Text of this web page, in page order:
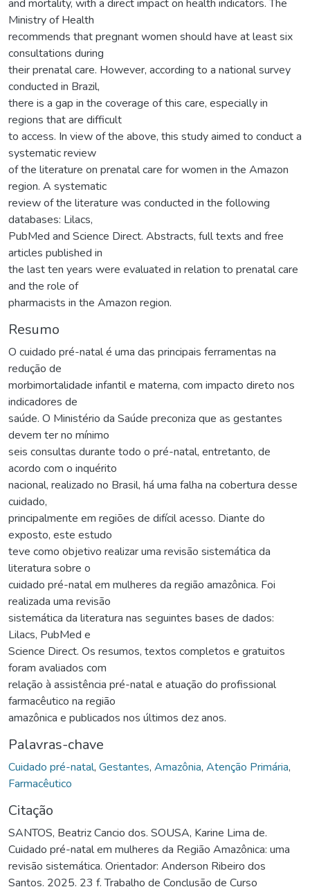
and mortality, with a direct impact on health indicators. The
Ministry of Health
recommends that pregnant women should have at least six
consultations during
their prenatal care. However, according to a national survey
conducted in Brazil,
there is a gap in the coverage of this care, especially in
regions that are difficult
to access. In view of the above, this study aimed to conduct a
systematic review
of the literature on prenatal care for women in the Amazon
region. A systematic
review of the literature was conducted in the following
databases: Lilacs,
PubMed and Science Direct. Abstracts, full texts and free
articles published in
the last ten years were evaluated in relation to prenatal care
and the role of
pharmacists in the Amazon region.
Resumo
O cuidado pré-natal é uma das principais ferramentas na
redução de
morbimortalidade infantil e materna, com impacto direto nos
indicadores de
saúde. O Ministério da Saúde preconiza que as gestantes
devem ter no mínimo
seis consultas durante todo o pré-natal, entretanto, de
acordo com o inquérito
nacional, realizado no Brasil, há uma falha na cobertura desse
cuidado,
principalmente em regiões de difícil acesso. Diante do
exposto, este estudo
teve como objetivo realizar uma revisão sistemática da
literatura sobre o
cuidado pré-natal em mulheres da região amazônica. Foi
realizada uma revisão
sistemática da literatura nas seguintes bases de dados:
Lilacs, PubMed e
Science Direct. Os resumos, textos completos e gratuitos
foram avaliados com
relação à assistência pré-natal e atuação do profissional
farmacêutico na região
amazônica e publicados nos últimos dez anos.
Palavras-chave
Cuidado pré-natal, Gestantes, Amazônia, Atenção Primária,
Farmacêutico
Citação
SANTOS, Beatriz Cancio dos. SOUSA, Karine Lima de.
Cuidado pré-natal em mulheres da Região Amazônica: uma
revisão sistemática. Orientador: Anderson Ribeiro dos
Santos. 2025. 23 f. Trabalho de Conclusão de Curso